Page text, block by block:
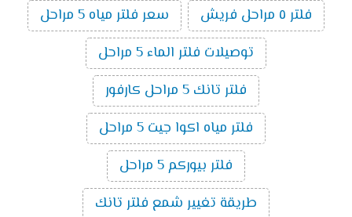
فلتر ٥ مراحل فريش
سعر فلتر مياه 5 مراحل
توصيلات فلتر الماء 5 مراحل
فلتر تانك 5 مراحل كارفور
فلتر مياه اكوا جيت 5 مراحل
فلتر بيوركم 5 مراحل
طريقة تغيير شمع فلتر تانك